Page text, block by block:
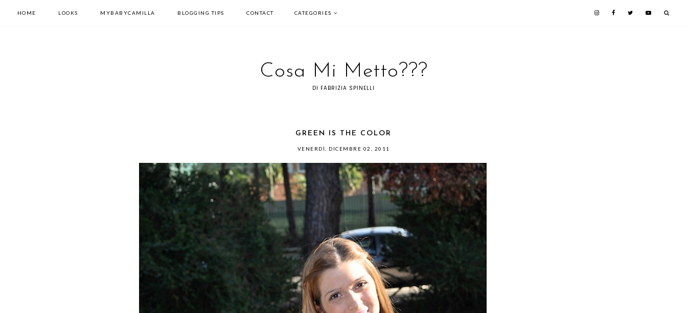
HOME LOOKS MYBABYCAMILLA BLOGGING TIPS CONTACT CATEGORIES
Cosa Mi Metto???
DI FABRIZIA SPINELLI
GREEN IS THE COLOR
VENERDÌ, DICEMBRE 02, 2011